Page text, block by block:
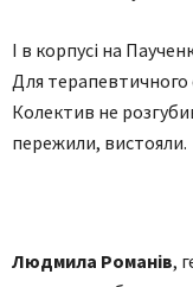
І в корпусі на
Для терапевтичного
Колектив не
пережили, вистояли.
Людмила Романів,